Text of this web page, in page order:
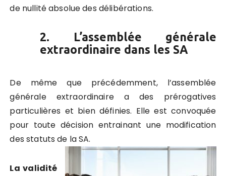
de nullité absolue des délibérations.
2. L’assemblée générale
extraordinaire dans les SA
De même que précédemment, l’assemblée
générale extraordinaire a des prérogatives
particulières et bien définies. Elle est convoquée
pour toute décision entrainant une modification
des statuts de la SA.
La validité